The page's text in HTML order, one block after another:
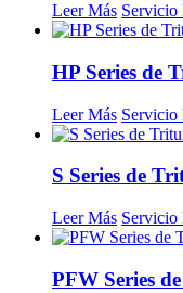
Leer Más Servicio
HP Series de
Leer Más Servicio
S Series de
Leer Más Servicio
PFW Series